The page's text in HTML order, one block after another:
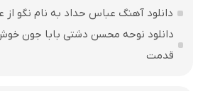
دانلود آهنگ عباس حداد به نام نگو
دانلود نوحه محسن دشتی بابا جون
قدمت